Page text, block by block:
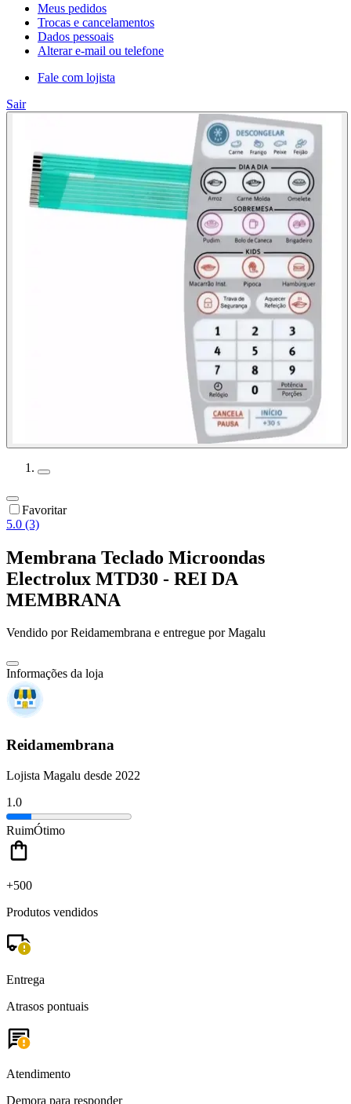
Meus pedidos
Trocas e cancelamentos
Dados pessoais
Alterar e-mail ou telefone
Fale com lojista
Sair
Favoritar
5.0 (3)
Membrana Teclado Microondas
Electrolux MTD30 - REI DA
MEMBRANA
Vendido porReidamembrana e entregue por Magalu
Informações da loja
Reidamembrana
Lojista Magalu desde 2022
1.0
RuimÓtimo
+500
Produtos vendidos
Entrega
Atrasos pontuais
Atendimento
Demora para responder